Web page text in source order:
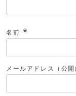
名前 *
メールアドレス（公開